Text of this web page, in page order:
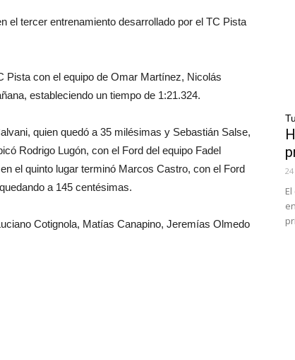
el tercer entrenamiento desarrollado por el TC Pista
Pista con el equipo de Omar Martínez, Nicolás
estableciendo un tiempo de 1:21.324.
quien quedó a 35 milésimas y Sebastián Salse,
Rodrigo Lugón, con el Ford del equipo Fadel
el quinto lugar terminó Marcos Castro, con el Ford
a 145 centésimas.
Cotignola, Matías Canapino, Jeremías Olmedo